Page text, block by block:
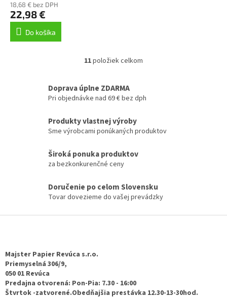
18,68 € bez DPH
22,98 €
Do košíka
O
l
á
d
c
i
p
r
y
v
p
11položiek celkom
Doprava úplne ZDARMA
Pri objednávke nad 69 € bez dph
Produkty vlastnej výroby
Sme výrobcami ponúkaných produktov
Široká ponuka produktov
za bezkonkurenčné ceny
Doručenie po celom Slovensku
Tovar dovezieme do vašej prevádzky
Majster Papier Revúca s.r.o.
Priemyselná 306/9,
050 01 Revúca
Predajna otvorená: Pon-Pia: 7.30 - 16:00
Štvrtok -zatvorené.Obedňajšia prestávka 12.30-13-30hod.